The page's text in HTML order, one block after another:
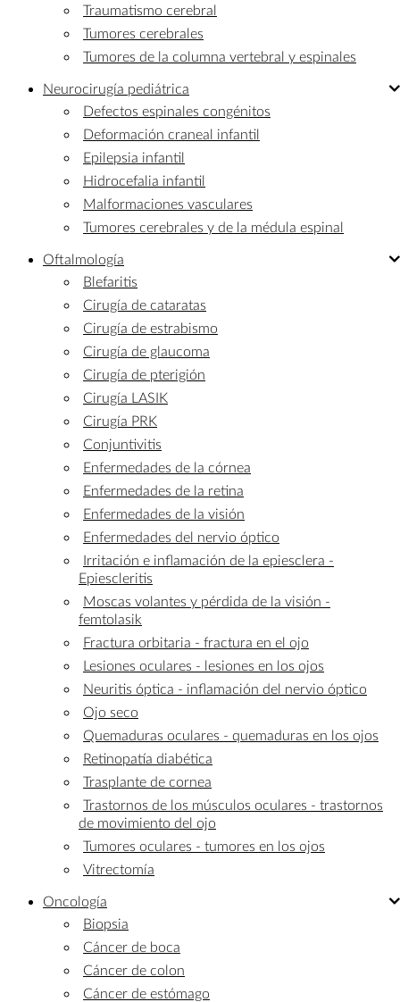
Traumatismo cerebral
Tumores cerebrales
Tumores de la columna vertebral y espinales
Neurocirugía pediátrica
Defectos espinales congénitos
Deformación craneal infantil
Epilepsia infantil
Hidrocefalia infantil
Malformaciones vasculares
Tumores cerebrales y de la médula espinal
Oftalmología
Blefaritis
Cirugía de cataratas
Cirugía de estrabismo
Cirugía de glaucoma
Cirugía de pterigión
Cirugía LASIK
Cirugía PRK
Conjuntivitis
Enfermedades de la córnea
Enfermedades de la retina
Enfermedades de la visión
Enfermedades del nervio óptico
Irritación e inflamación de la epiesclera -
Epiescleritis
Moscas volantes y pérdida de la visión -
femtolasik
Fractura orbitaria - fractura en el ojo
Lesiones oculares - lesiones en los ojos
Neuritis óptica - inflamación del nervio óptico
Ojo seco
Quemaduras oculares - quemaduras en los ojos
Retinopatía diabética
Trasplante de cornea
Trastornos de los músculos oculares - trastornos
de movimiento del ojo
Tumores oculares - tumores en los ojos
Vitrectomía
Oncología
Biopsia
Cáncer de boca
Cáncer de colon
Cáncer de estómago